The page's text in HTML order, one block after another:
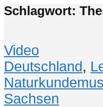
Schlagwort:
Video
Deutschland,
Sachsen